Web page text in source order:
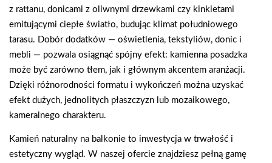
z rattanu, donicami z oliwnymi drzewkami czy kinkietami
emitującymi ciepłe światło, budując klimat południowego
tarasu. Dobór dodatków — oświetlenia, tekstyliów, donic i
mebli — pozwala osiągnąć spójny efekt: kamienna posadzka
może być zarówno tłem, jak i głównym akcentem aranżacji.
Dzięki różnorodności formatu i wykończeń można uzyskać
efekt dużych, jednolitych płaszczyzn lub mozaikowego,
kameralnego charakteru.
Kamień naturalny na balkonie to inwestycja w trwałość i
estetyczny wygląd. W naszej ofercie znajdziesz pełną gamę